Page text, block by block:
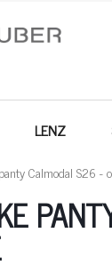
LENZ
Calmodal S26 -